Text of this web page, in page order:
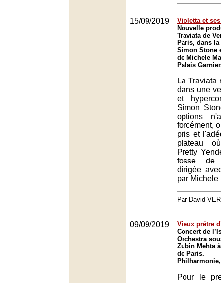
15/09/2019
Violetta et
Nouvelle
Traviata de
Paris, dans
Simon Stone
de Michele
Palais
La Traviata
dans une
et
Simon
options
forcément,
pris et
plateau
Pretty
fosse de
dirigée
par Michele
Par David
09/09/2019
Vieux prêtre
Concert de
Orchestra
Zubin Mehta
de Paris.
Pour le